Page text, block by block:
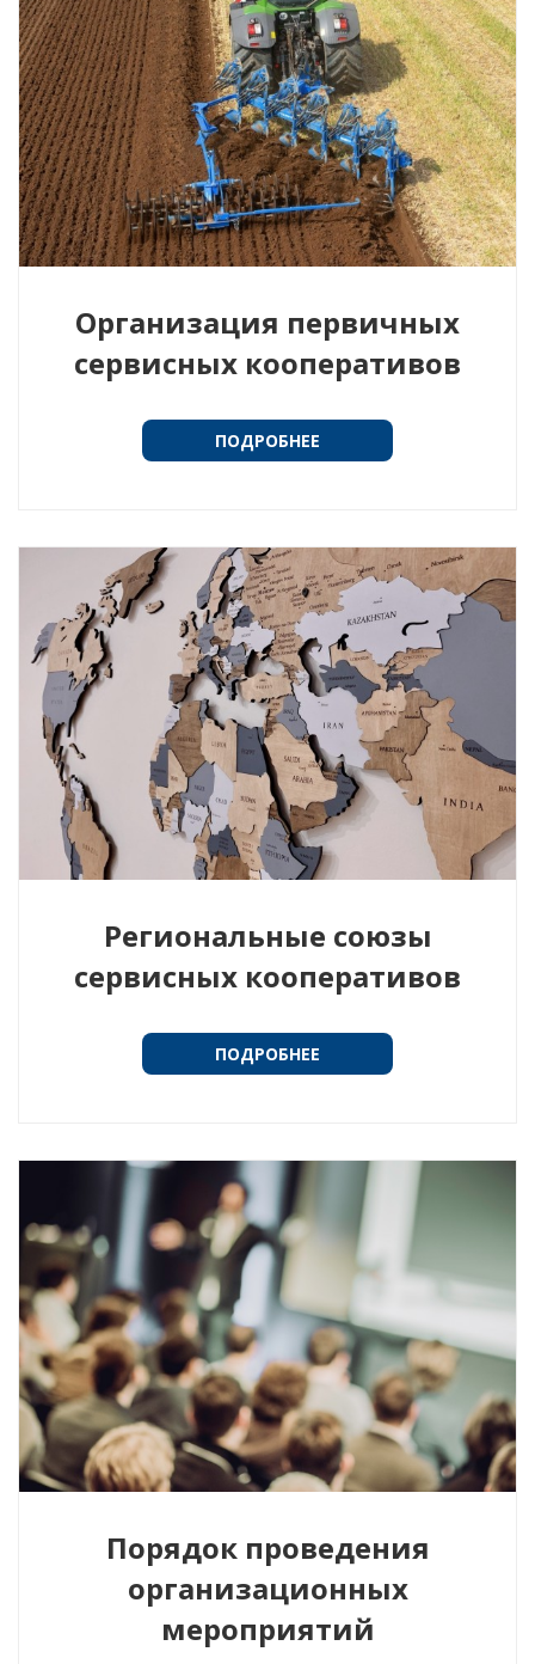
Организация первичных
сервисных кооперативов
ПОДРОБНЕЕ
Региональные союзы
сервисных кооперативов
ПОДРОБНЕЕ
Порядок проведения
организационных
мероприятий